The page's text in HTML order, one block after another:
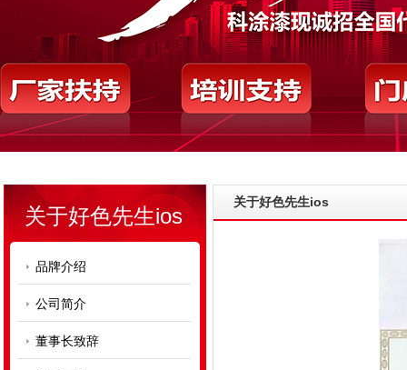
关于好色先生ios
品牌介绍
公司简介
董事长致辞
关于好色先生ios